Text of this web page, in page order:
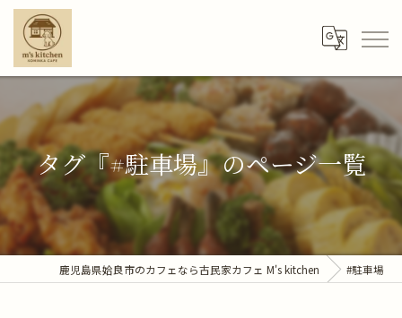
タグ『#駐車場』のページ一覧
鹿児島県姶良市のカフェなら古民家カフェ M's kitchen #駐車場